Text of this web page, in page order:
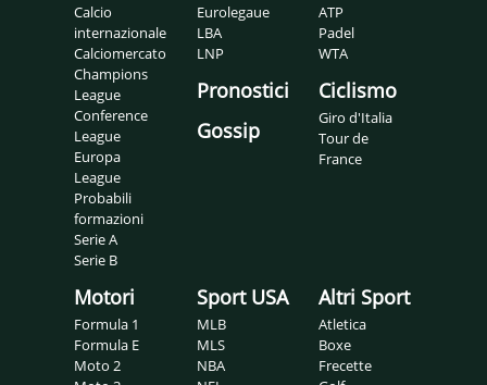
Calcio
internazionale
Calciomercato
Champions
League
Conference
League
Europa
League
Probabili
formazioni
Serie A
Serie B
Eurolegaue
LBA
LNP
Pronostici
Gossip
ATP
Padel
WTA
Ciclismo
Giro d'Italia
Tour de
France
Motori
Formula 1
Formula E
Moto 2
Sport USA
MLB
MLS
NBA
Altri Sport
Atletica
Boxe
Frecette